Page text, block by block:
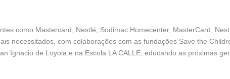
como Mastercard, Nestlé, Sodimac Homecenter, MasterCard,
necessitados, com colaborações com as fundações Save the
Ignacio de Loyola e na Escola LA CALLE, educando as próximas